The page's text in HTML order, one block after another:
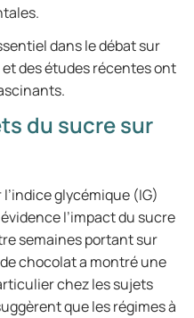
dans le débat sur
des études récentes ont
du sucre sur
glycémique (IG)
l’impact du sucre
semaines portant sur
chocolat a montré une
chez les sujets
que les régimes à